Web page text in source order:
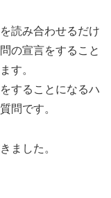
読み合わせるだけ
の宣言をすること
す。
することになるハ
問です。
ました。